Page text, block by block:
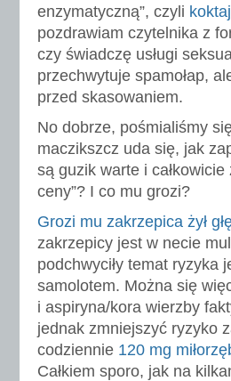
enzymatyczną”, czyli
pozdrawiam czytelnika z
czy świadczę usługi
przechwytuje spamołap,
przed skasowaniem.
No dobrze, pośmialiśmy
maczikszcz uda się, jak
są guzik warte i
ceny”? I co mu grozi?
Grozi mu zakrzepica żył
zakrzepicy jest w necie
podchwyciły temat ryzyka
samolotem. Można się
i aspiryna/kora wierzby
jednak zmniejszyć ryzyko
codziennie 120 mg
Całkiem sporo, jak na